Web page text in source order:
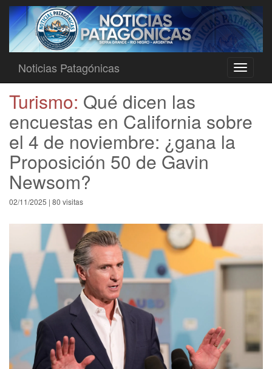
Toggle
Noticias Patagónicas
Turismo: Qué dicen las
encuestas en California sobre
el 4 de noviembre: ¿gana la
Proposición 50 de Gavin
Newsom?
02/11/2025 | 80 visitas